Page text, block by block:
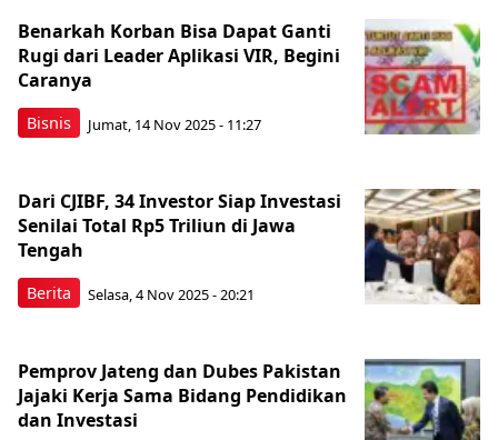
Bisnis
Benarkah Korban Bisa Dapat Ganti
Rugi dari Leader Aplikasi VIR, Begini
Caranya
Jumat, 14 Nov 2025 - 11:27
Berita
Dari CJIBF, 34 Investor Siap Investasi
Senilai Total Rp5 Triliun di Jawa
Tengah
Selasa, 4 Nov 2025 - 20:21
Pemprov Jateng dan Dubes Pakistan
Jajaki Kerja Sama Bidang Pendidikan
dan Investasi